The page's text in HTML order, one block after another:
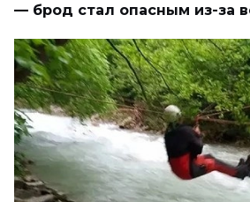
— брод стал опасным из-за